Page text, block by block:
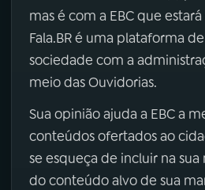
mas é com a EBC que
Fala.BR é uma plataforma
sociedade com a
meio das Ouvidorias.
Sua opinião ajuda a EBC a
conteúdos ofertados ao
se esqueça de incluir na
do conteúdo alvo de sua